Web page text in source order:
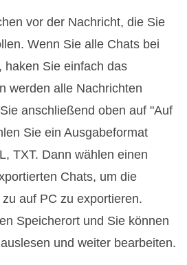
vor der Nachricht, die Sie
Wenn Sie alle Chats bei
haken Sie einfach das
werden alle Nachrichten
anschließend oben auf "Auf
Sie ein Ausgabeformat
TXT. Dann wählen einen
Chats, um die
auf PC zu exportieren.
Speicherort und Sie können
und weiter bearbeiten.